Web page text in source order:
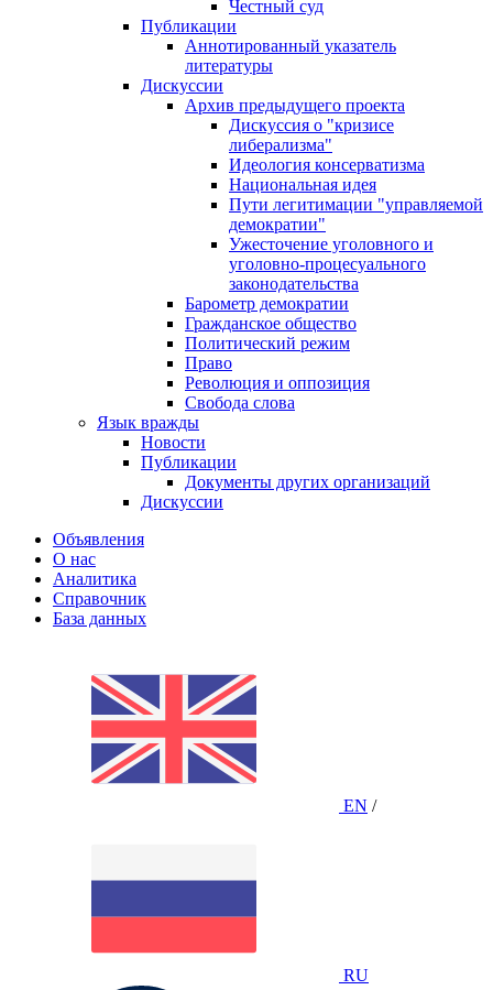
Честный суд
Публикации
Аннотированный указатель
литературы
Дискуссии
Архив предыдущего проекта
Дискуссия о "кризисе
либерализма"
Идеология консерватизма
Национальная идея
Пути легитимации "управляемой
демократии"
Ужесточение уголовного и
уголовно-процесуального
законодательства
Барометр демократии
Гражданское общество
Политический режим
Право
Революция и оппозиция
Свобода слова
Язык вражды
Новости
Публикации
Документы других организаций
Дискуссии
Объявления
О нас
Аналитика
Справочник
База данных
EN /
RU